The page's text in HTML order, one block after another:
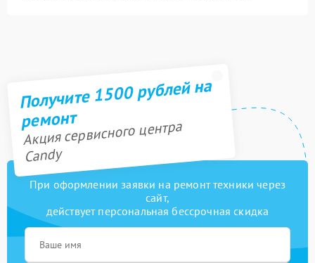
Получите 1500 рублей на
ремонт
Акция сервисного центра
Candy
При оформлении заявки на ремонт техники через
сайт,
действует персональная бессрочная скидка